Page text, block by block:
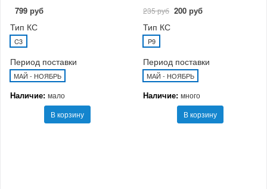
799 руб
Тип КС
C3
Период поставки
МАЙ - НОЯБРЬ
Наличие: мало
В корзину
235 руб 200 руб
Тип КС
P9
Период поставки
МАЙ - НОЯБРЬ
Наличие: много
В корзину